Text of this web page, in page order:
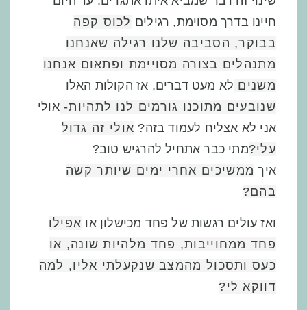
חיינו בדרך מסוימת, רגילים לכוס קפה
בבוקר, הסביבה שלנו רגילה שאנחנו
מתנהלים בצורה מסויימת ופתאום אנחנו
משנים לא מעט דברים, אז הקולות האלו
שנובעים מתוכנו גורמים לנו לתהיות-אולי
אני לא אצליח לעמוד בזה? אולי זה גדול
עלי?מתי כבר אתחיל להרגיש טוב?
איך ממשיכים אחרי ימים שיותר קשה
בהם?
ואז עולים רגשות של פחד מכישלון או אפילו
פחד ממחוייבות, פחד מלהיות שונה, או
כעס ותסכול מהמצב שנקעלתי אליו, למה
דווקא לי?